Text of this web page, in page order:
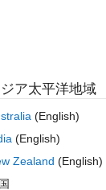
質問済み:
2018 年 8 月
回答済み:
ア太平洋地域
(English)
(English)
Zealand (English)